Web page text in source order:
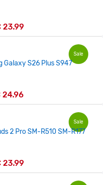
23.99
Sale
Galaxy S26 Plus S947
24.96
Sale
2 Pro SM-R510 SM-R177
23.99